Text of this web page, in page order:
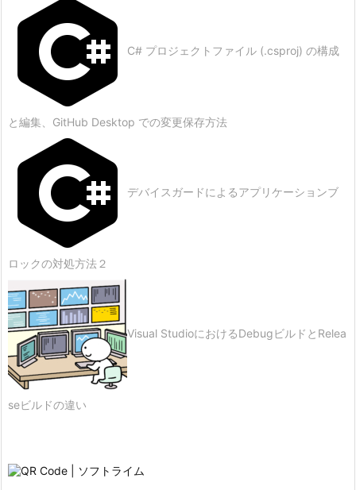
C# プロジェクトファイル (.csproj) の構成
と編集、GitHub Desktop での変更保存方法
デバイスガードによるアプリケーションブ
ロックの対処方法２
Visual StudioにおけるDebugビルドとRelea
seビルドの違い